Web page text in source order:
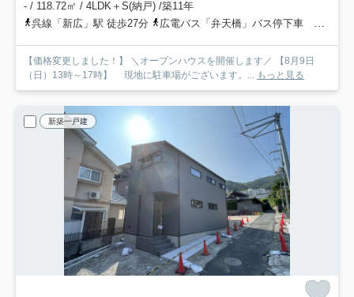
- / 118.72㎡ / 4LDK＋S(納戸) /築11年
呉線「新広」駅 徒歩27分
広電バス「弁天橋」バス停下車 徒歩5分
【価格変更しました！】 ＼オープンハウスを開催します／ 【8月9日
（日）13時～17時】 現地に駐車場がございます。... もっと見る
新築一戸建